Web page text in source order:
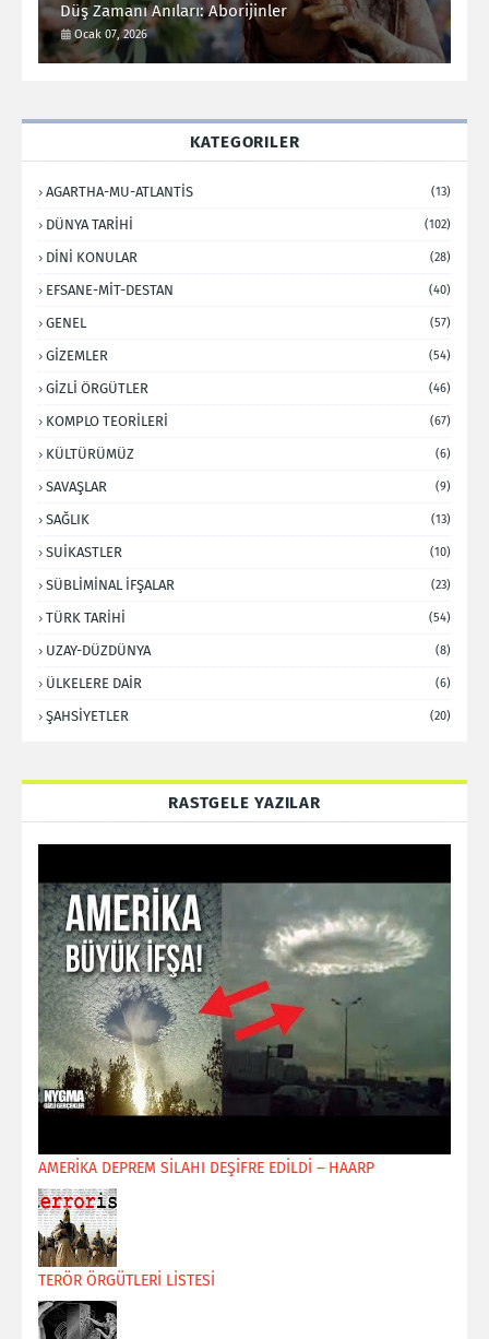
Düş Zamanı Anıları: Aborijinler
Ocak 07, 2026
KATEGORILER
AGARTHA-MU-ATLANTİS (13)
DÜNYA TARİHİ (102)
DİNİ KONULAR (28)
EFSANE-MİT-DESTAN (40)
GENEL (57)
GİZEMLER (54)
GİZLİ ÖRGÜTLER (46)
KOMPLO TEORİLERİ (67)
KÜLTÜRÜMÜZ (6)
SAVAŞLAR (9)
SAĞLIK (13)
SUİKASTLER (10)
SÜBLİMİNAL İFŞALAR (23)
TÜRK TARİHİ (54)
UZAY-DÜZDÜNYA (8)
ÜLKELERE DAİR (6)
ŞAHSİYETLER (20)
RASTGELE YAZILAR
AMERİKA DEPREM SİLAHI DEŞİFRE EDİLDİ – HAARP
TERÖR ÖRGÜTLERİ LİSTESİ